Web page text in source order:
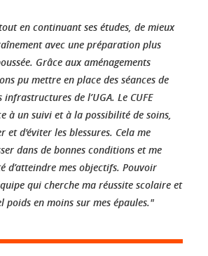
en continuant ses études, de mieux
avec une préparation plus
Grâce aux aménagements
pu mettre en place des séances de
de l’UGA. Le CUFE
à un suivi et à la possibilité de soins,
et d'éviter les blessures. Cela me
dans de bonnes conditions et me
d’atteindre mes objectifs. Pouvoir
qui cherche ma réussite scolaire et
poids en moins sur mes épaules."